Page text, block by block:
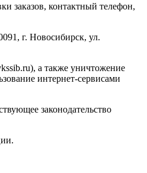
заказов, контактный телефон,
г. Новосибирск, ул.
а также уничтожение
интернет-сервисами
законодательство